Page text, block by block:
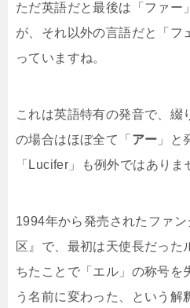
ただ英語だと最後は「ファー
が、それ以外の言語だと「フ
っていますね。
これは英語特有の発音で、綴
の場合はほぼ全て「 アー 」と
「Lucifer」も例外ではありま
1994年から発売されたファ
区』で、最初は天使長だった
ちたことで「エル」の称号を
う名前に変わった、という解